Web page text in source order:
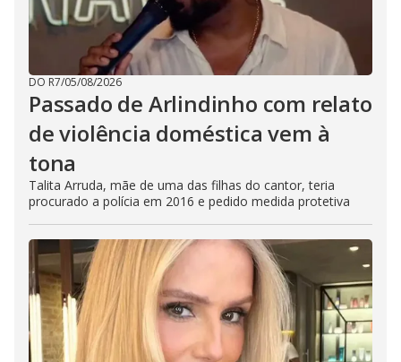
DO R7/05/08/2026
Passado de Arlindinho com relato
de violência doméstica vem à
tona
Talita Arruda, mãe de uma das filhas do cantor, teria
procurado a polícia em 2016 e pedido medida protetiva